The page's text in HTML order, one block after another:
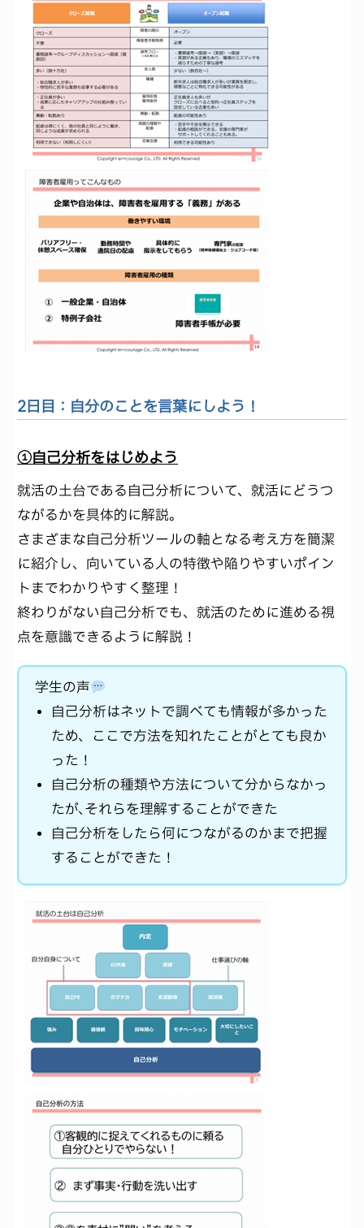
2日目：自分のことを言葉にしよう！
①自己分析をはじめよう
就活の土台である自己分析について、就活にどうつ
ながるかを具体的に解説。
さまざまな自己分析ツールの軸となる考え方を簡潔
に紹介し、向いている人の特徴や陥りやすいポイン
トまでわかりやすく整理！
終わりがない自己分析でも、就活のために進める視
点を意識できるように解説！
学生の声
自己分析はネットで調べても情報が多かった
ため、ここで方法を知れたことがとても良か
った！
自己分析の種類や方法について分からなかっ
たが､それらを理解することができた
自己分析をしたら何につながるのかまで把握
することができた！